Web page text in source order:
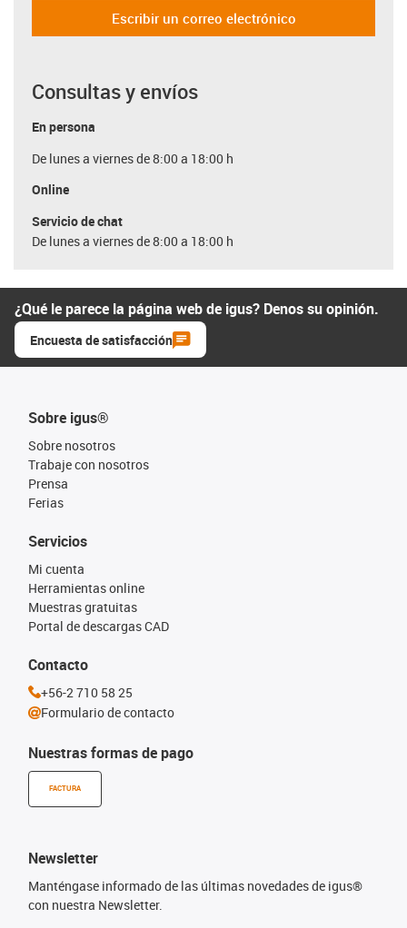
Escribir un correo electrónico
Consultas y envíos
En persona
De lunes a viernes de 8:00 a 18:00 h
Online
Servicio de chat
De lunes a viernes de 8:00 a 18:00 h
¿Qué le parece la página web de igus? Denos su opinión.
Encuesta de satisfacción
Sobre igus®
Sobre nosotros
Trabaje con nosotros
Prensa
Ferias
Nuestras formas de pago
FACTURA
Servicios
Mi cuenta
Herramientas online
Muestras gratuitas
Portal de descargas CAD
Newsletter
Manténgase informado de las últimas novedades de igus®
con nuestra Newsletter.
Contacto
+56-2 710 58 25
Formulario de contacto